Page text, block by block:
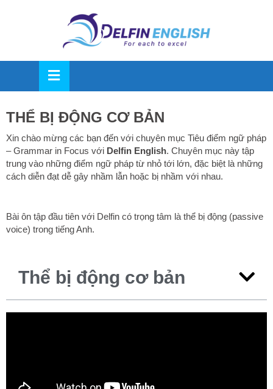
THỂ BỊ ĐỘNG CƠ BẢN
Xin chào mừng các bạn đến với chuyên mục Tiêu điểm ngữ pháp
– Grammar in Focus với Delfin English. Chuyên mục này tập
trung vào những điểm ngữ pháp từ nhỏ tới lớn, đặc biệt là những
cách diễn đạt dễ gây nhầm lẫn hoặc bị nhầm với nhau.
Bài ôn tập đầu tiên với Delfin có trọng tâm là thể bị động (passive
voice) trong tiếng Anh.
Thể bị động cơ bản